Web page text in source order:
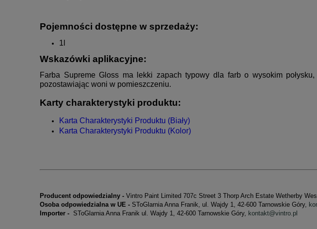
Pojemności dostępne w sprzedaży:
1l
Wskazówki aplikacyjne:
Farba Supreme Gloss ma lekki zapach typowy dla farb o wysokim
pozostawiając woni w pomieszczeniu.
Karty charakterystyki produktu:
Karta Charakterystyki Produktu (Biały)
Karta Charakterystyki Produktu (Kolor)
Producent odpowiedzialny - Vintro Paint Limited 707c Street 3 Thorp Arch Estate Wetherby
Osoba odpowiedzialna w UE - SToGlarnia Anna Franik, ul. Wajdy 1, 42-600 Tarnowskie Góry,
Importer - SToGlarnia Anna Franik ul. Wajdy 1, 42-600 Tarnowskie Góry, kontakt@vintro.pl